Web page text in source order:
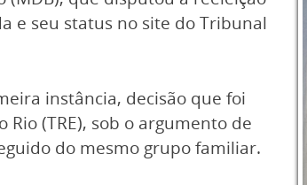
e seu status no site do Tribunal
instância, decisão que foi
(TRE), sob o argumento de
do mesmo grupo familiar.